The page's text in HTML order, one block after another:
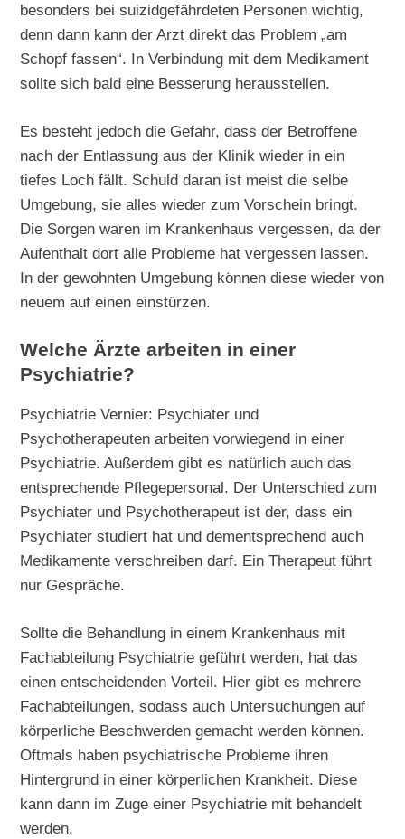
besonders bei suizidgefährdeten Personen wichtig,
denn dann kann der Arzt direkt das Problem „am
Schopf fassen“. In Verbindung mit dem Medikament
sollte sich bald eine Besserung herausstellen.
Es besteht jedoch die Gefahr, dass der Betroffene
nach der Entlassung aus der Klinik wieder in ein
tiefes Loch fällt. Schuld daran ist meist die selbe
Umgebung, sie alles wieder zum Vorschein bringt.
Die Sorgen waren im Krankenhaus vergessen, da der
Aufenthalt dort alle Probleme hat vergessen lassen.
In der gewohnten Umgebung können diese wieder von
neuem auf einen einstürzen.
Welche Ärzte arbeiten in einer
Psychiatrie?
Psychiatrie Vernier: Psychiater und
Psychotherapeuten arbeiten vorwiegend in einer
Psychiatrie. Außerdem gibt es natürlich auch das
entsprechende Pflegepersonal. Der Unterschied zum
Psychiater und Psychotherapeut ist der, dass ein
Psychiater studiert hat und dementsprechend auch
Medikamente verschreiben darf. Ein Therapeut führt
nur Gespräche.
Sollte die Behandlung in einem Krankenhaus mit
Fachabteilung Psychiatrie geführt werden, hat das
einen entscheidenden Vorteil. Hier gibt es mehrere
Fachabteilungen, sodass auch Untersuchungen auf
körperliche Beschwerden gemacht werden können.
Oftmals haben psychiatrische Probleme ihren
Hintergrund in einer körperlichen Krankheit. Diese
kann dann im Zuge einer Psychiatrie mit behandelt
werden.